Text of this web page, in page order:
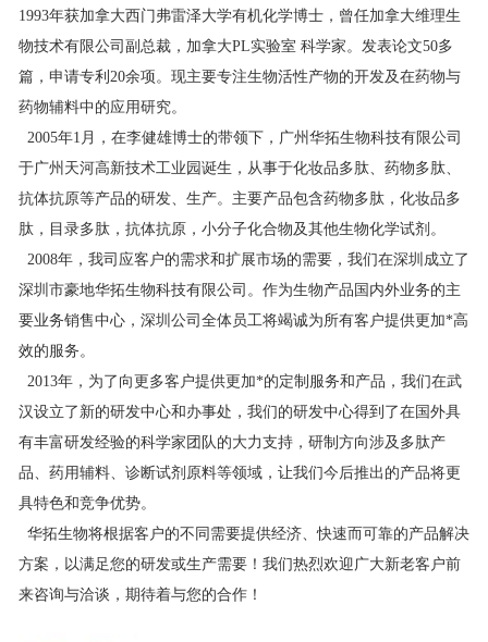
1993年获加拿大西门弗雷泽大学有机化学博士，曾任加拿大维理生
物技术有限公司副总裁，加拿大PL实验室 科学家。发表论文50多
篇，申请专利20余项。现主要专注生物活性产物的开发及在药物与
药物辅料中的应用研究。
2005年1月，在李健雄博士的带领下，广州华拓生物科技有限公司
于广州天河高新技术工业园诞生，从事于化妆品多肽、药物多肽、
抗体抗原等产品的研发、生产。主要产品包含药物多肽，化妆品多
肽，目录多肽，抗体抗原，小分子化合物及其他生物化学试剂。
2008年，我司应客户的需求和扩展市场的需要，我们在深圳成立了
深圳市豪地华拓生物科技有限公司。作为生物产品国内外业务的主
要业务销售中心，深圳公司全体员工将竭诚为所有客户提供更加*高
效的服务。
2013年，为了向更多客户提供更加*的定制服务和产品，我们在武
汉设立了新的研发中心和办事处，我们的研发中心得到了在国外具
有丰富研发经验的科学家团队的大力支持，研制方向涉及多肽产
品、药用辅料、诊断试剂原料等领域，让我们今后推出的产品将更
具特色和竞争优势。
华拓生物将根据客户的不同需要提供经济、快速而可靠的产品解决
方案，以满足您的研发或生产需要！我们热烈欢迎广大新老客户前
来咨询与洽谈，期待着与您的合作！